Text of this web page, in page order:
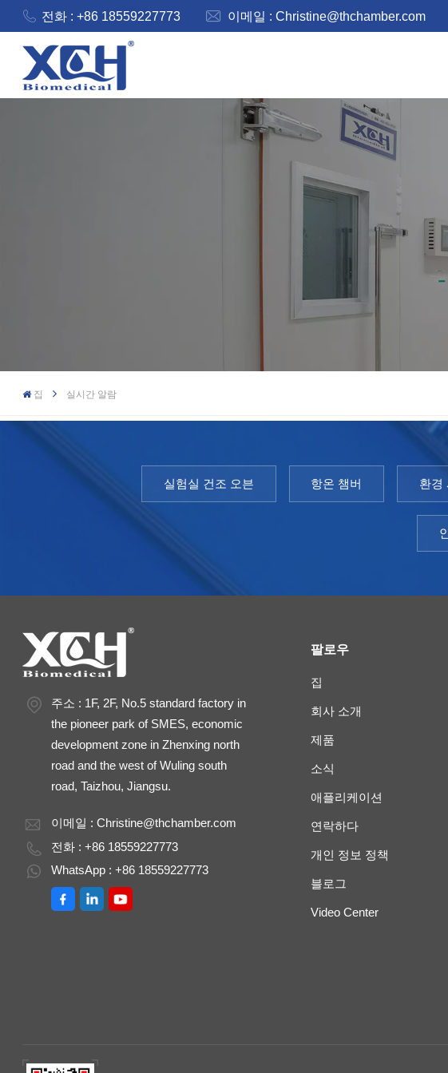
전화 : +86 18559227773 이메일 :Christine@thchamber.com
집 실시간 알람
실험실 건조 오븐 항온 챔버 환경
주소 : 1F, 2F, No.5 standard factory in
the pioneer park of SMES, economic
development zone in Zhenxing north
road and the west of Wuling south
road, Taizhou, Jiangsu.
이메일 :Christine@thchamber.com
전화 : +86 18559227773
WhatsApp : +86 18559227773
팔로우
집
회사 소개
제품
소식
애플리케이션
연락하다
개인 정보 정책
블로그
Video Center